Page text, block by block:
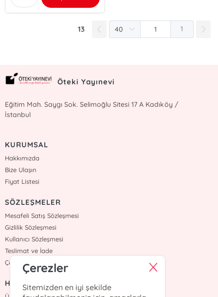
13 1
Öteki Yayınevi
Eğitim Mah. Saygı Sok. Selimoğlu Sitesi 17 A Kadıköy /
İstanbul
KURUMSAL
Hakkımızda
Bize Ulaşın
Fiyat Listesi
SÖZLEŞMELER
Mesafeli Satış Sözleşmesi
Gizlilik Sözleşmesi
Kullanıcı Sözleşmesi
Teslimat ve İade
Çerez Politikasi
HIZLI ERİŞİM
Çerezler
Sitemizden en iyi şekilde